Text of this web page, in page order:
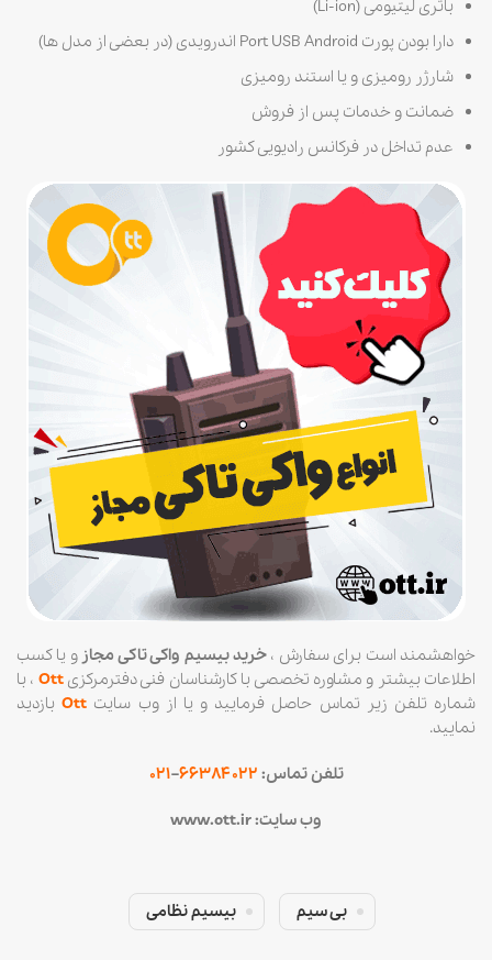
باتری لیتیومی (Li-ion)
دارا بودن پورت Port USB Android اندرویدی (در بعضی از مدل ها)
شارژر رومیزی و یا استند رومیزی
ضمانت و خدمات پس از فروش
عدم تداخل در فرکانس رادیویی کشور
خواهشمند است برای سفارش ،خرید بیسیم واکی تاکی مجاز و یا کسب
اطلاعات بیشتر و مشاوره تخصصی با کارشناسان فنی دفترمرکزیOtt ، با
شماره تلفن زیر تماس حاصل فرمایید و یا از وب سایت Ottبازدید
نمایید.
تلفن تماس: ۶۶۳۸۴۰۲۲–۰۲۱
وب سایت:www.ott.ir
بی سیم بیسیم نظامی